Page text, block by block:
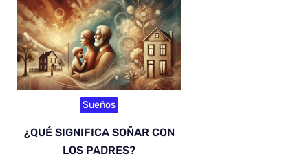
Sueños
¿QUÉ SIGNIFICA SOÑAR CON
LOS PADRES?